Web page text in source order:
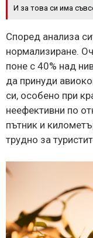
И за това си има
Според анализа
нормализиране.
поне с 40% над
да принуди
си, особено при
неефективни по
пътник и
трудно за